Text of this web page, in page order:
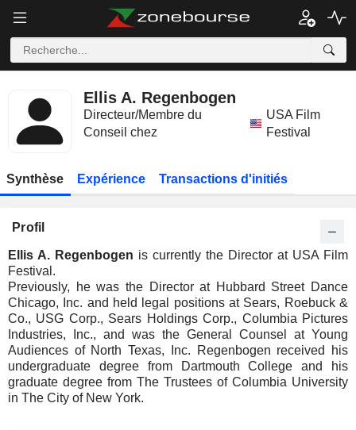
Ellis A. Regenbogen
Directeur/Membre du
Conseil chez
USA Film
Festival
Synthèse Expérience Transactions d'initiés
Profil
Ellis A. Regenbogen is currently the Director at USA Film
Festival.
Previously, he was the Director at Hubbard Street Dance
Chicago, Inc. and held legal positions at Sears, Roebuck &
Co., USG Corp., Sears Holdings Corp., Columbia Pictures
Industries, Inc., and was the General Counsel at Young
Audiences of North Texas, Inc. Regenbogen received his
undergraduate degree from Dartmouth College and his
graduate degree from The Trustees of Columbia University
in The City of New York.